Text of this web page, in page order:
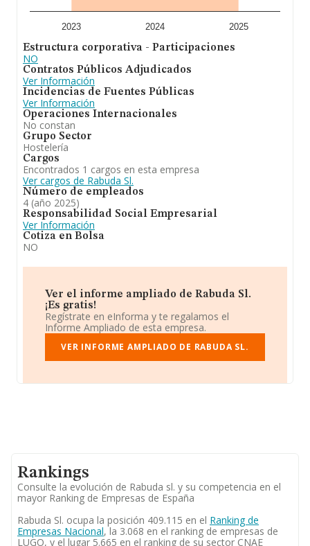
información adicional de interés, los empleados de
media son 2. La antigüedad desde la constitución es de
Para concluir,
establecimiento de bebidas (actividad principal cnae
5630). restaurantes y puestos de comidas (cnae
5610)provisión de comidas preparadas para eventos y
otros servicios de comidas (cnae 5620)hoteles y
alojamientos similares (cnae 5510).otras actividades de
apoyo a las empresas (servicio de consultorí. En cuanto
al ranking de la provincia de Lugo, la empresa ha
ganado posiciones.
2023 2024 2025
Estructura corporativa - Participaciones
NO
Contratos Públicos Adjudicados
Ver Información
Incidencias de Fuentes Públicas
Ver Información
Operaciones Internacionales
No constan
Grupo Sector
Hostelería
Cargos
Encontrados 1 cargos en esta empresa
Ver cargos de Rabuda Sl.
Número de empleados
4 (año 2025)
Responsabilidad Social Empresarial
Ver Información
Cotiza en Bolsa
NO
Ver el informe ampliado de Rabuda Sl.
¡Es gratis!
Regístrate en eInforma y te regalamos el
Informe Ampliado de esta empresa.
VER INFORME AMPLIADO DE RABUDA SL.
Rankings
Consulte la evolución de Rabuda sl. y su competencia en el
mayor Ranking de Empresas de España
Rabuda Sl. ocupa la posición 409.115 en el Ranking de
Empresas Nacional, la 3.068 en el ranking de empresas de
LUGO, y el lugar 5.665 en el ranking de su sector CNAE